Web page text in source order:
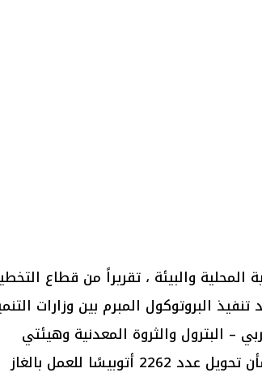
المحلية والبيئة ، تقريراً من قطاع
البروتوكول المبرم بين وزارات
– البترول والثروة المعدنية وهيئتي
النقل العام بالقاهرة والإسكندرية، بشأن تحويل عدد 2262 أتوبيسًا للعمل بالغاز